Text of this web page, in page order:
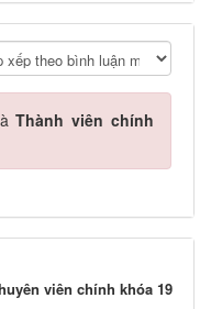
Thành viên chính
viên chính khóa 19